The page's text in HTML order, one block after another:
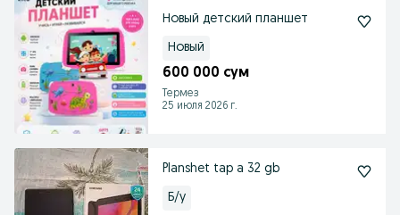
Новый детский планшет
Новый
600 000 сум
Термез
25 июля 2026 г.
Planshet tap a 32 gb
Б/у